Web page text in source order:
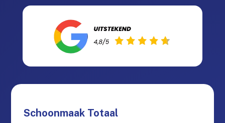
Schoonmaak Totaal